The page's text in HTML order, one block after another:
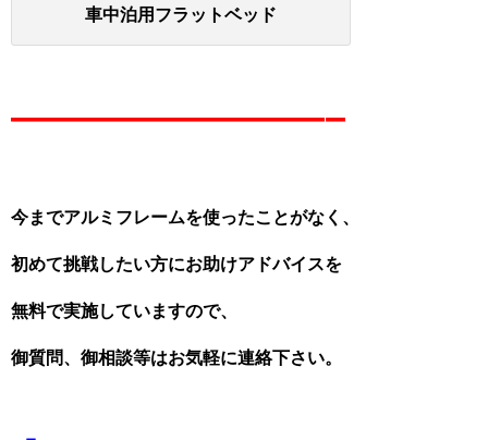
車中泊用フラットベッド
————————–
今までアルミフレームを使ったことがなく、
初めて挑戦したい方にお助けアドバイスを
無料で実施していますので、
御質問、御相談等はお気軽に連絡下さい。